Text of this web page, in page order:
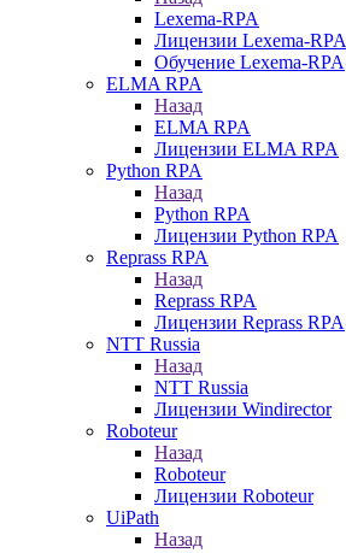
Lexema-RPA
Лицензии Lexema-RPA
Обучение Lexema-RPA
ELMA RPA
Назад
ELMA RPA
Лицензии ELMA RPA
Python RPA
Назад
Python RPA
Лицензии Python RPA
Reprass RPA
Назад
Reprass RPA
Лицензии Reprass RPA
NTT Russia
Назад
NTT Russia
Лицензии Windirector
Roboteur
Назад
Roboteur
Лицензии Roboteur
UiPath
Назад